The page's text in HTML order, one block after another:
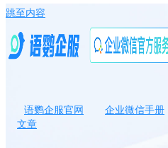
跳至内容
语鹦企服官网 企业微信手册
文章